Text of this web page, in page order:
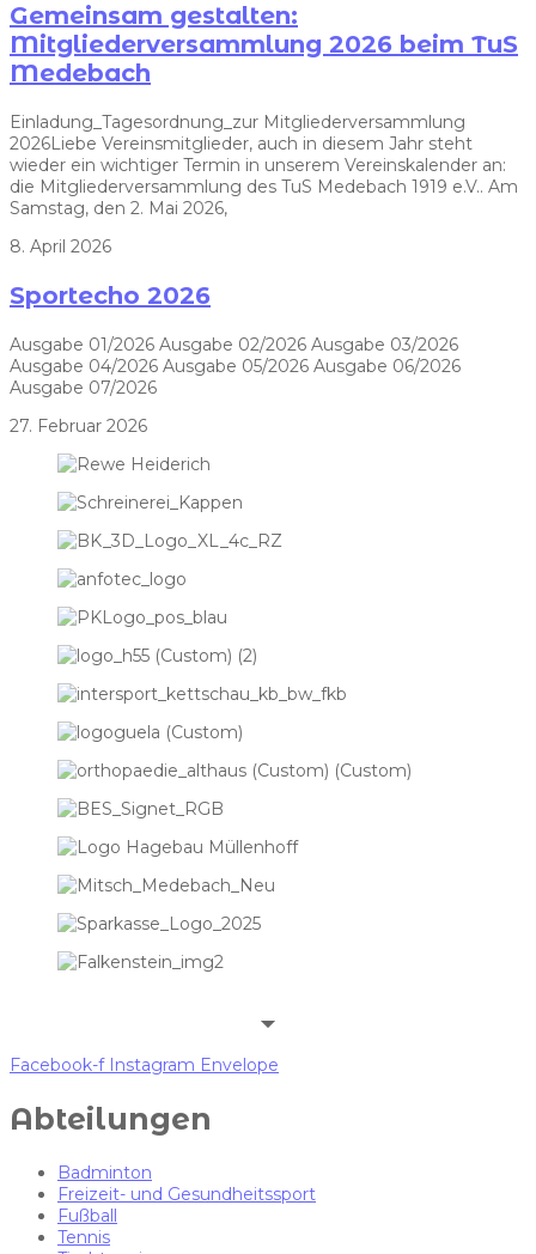
Gemeinsam gestalten:
Mitgliederversammlung 2026 beim TuS
Medebach
Einladung_Tagesordnung_zur Mitgliederversammlung
2026Liebe Vereinsmitglieder, auch in diesem Jahr steht
wieder ein wichtiger Termin in unserem Vereinskalender an:
die Mitgliederversammlung des TuS Medebach 1919 e.V.. Am
Samstag, den 2. Mai 2026,
8. April 2026
Sportecho 2026
Ausgabe 01/2026 Ausgabe 02/2026 Ausgabe 03/2026
Ausgabe 04/2026 Ausgabe 05/2026 Ausgabe 06/2026
Ausgabe 07/2026
27. Februar 2026
Facebook-f Instagram Envelope
Abteilungen
Badminton
Freizeit- und Gesundheitssport
Fußball
Tennis